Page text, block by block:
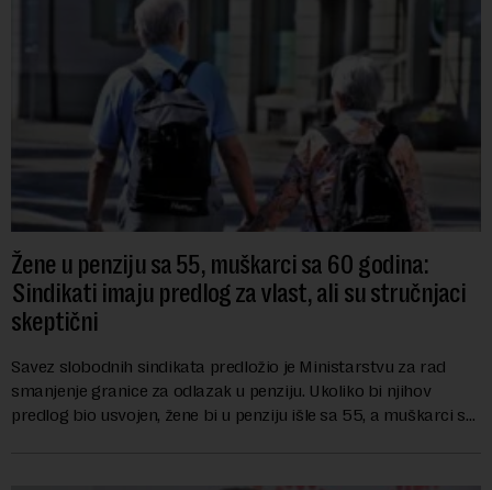
Žene u penziju sa 55, muškarci sa 60 godina:
Sindikati imaju predlog za vlast, ali su stručnjaci
skeptični
Savez slobodnih sindikata predložio je Ministarstvu za rad
smanjenje granice za odlazak u penziju. Ukoliko bi njihov
predlog bio usvojen, žene bi u penziju išle sa 55, a muškarci sa